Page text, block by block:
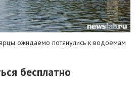
ожидаемо потянулись к водоемам
бесплатно